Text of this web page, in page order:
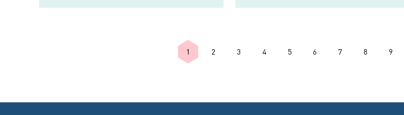
Paginering
Nuvarande sida
1 Sida
2 Sida
3 Sida
4 Sida
5 Sida
6 Sida
7 Sida
8 Sida
9